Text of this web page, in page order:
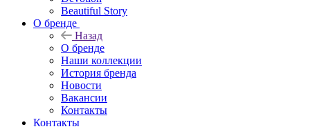
Beautiful Story
О бренде
Назад
О бренде
Наши коллекции
История бренда
Новости
Вакансии
Контакты
Контакты